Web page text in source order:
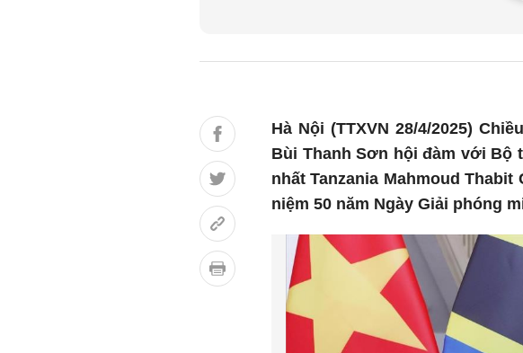
Hà Nội (TTXVN 28/4/2025)
Bùi Thanh Sơn hội đàm với Bộ
nhất Tanzania Mahmoud
niệm 50 năm Ngày Giải phóng